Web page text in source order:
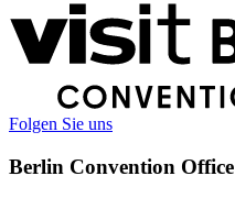
Weitere
Informationen
Folgen Sie uns
Berlin Convention Office